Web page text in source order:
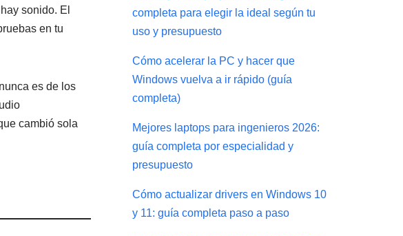
sonido. El
en tu
es de los
cambió sola
completa para elegir la ideal según tu
uso y presupuesto
Cómo acelerar la PC y hacer que
Windows vuelva a ir rápido (guía
completa)
Mejores laptops para ingenieros 2026:
guía completa por especialidad y
presupuesto
Cómo actualizar drivers en Windows 10
y 11: guía completa paso a paso